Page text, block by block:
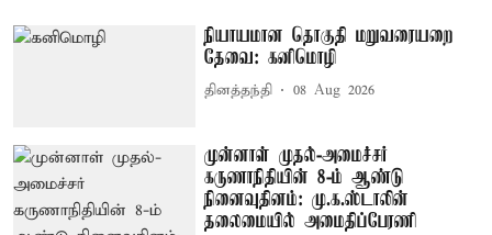
நியாயமான தொகுதி மறுவரையறை
தேவை: கனிமொழி
தினத்தந்தி 08 Aug 2026
முன்னாள் முதல்-அமைச்சர்
கருணாநிதியின் 8-ம் ஆண்டு
நினைவுதினம்: மு.க.ஸ்டாலின்
தலைமையில் அமைதிப்பேரணி